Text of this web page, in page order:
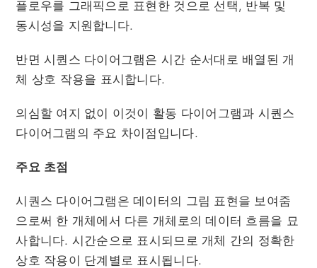
플로우를 그래픽으로 표현한 것으로 선택, 반복 및
동시성을 지원합니다.
반면 시퀀스 다이어그램은 시간 순서대로 배열된 개
체 상호 작용을 표시합니다.
의심할 여지 없이 이것이 활동 다이어그램과 시퀀스
다이어그램의 주요 차이점입니다.
주요 초점
시퀀스 다이어그램은 데이터의 그림 표현을 보여줌
으로써 한 개체에서 다른 개체로의 데이터 흐름을 묘
사합니다. 시간순으로 표시되므로 개체 간의 정확한
상호 작용이 단계별로 표시됩니다.